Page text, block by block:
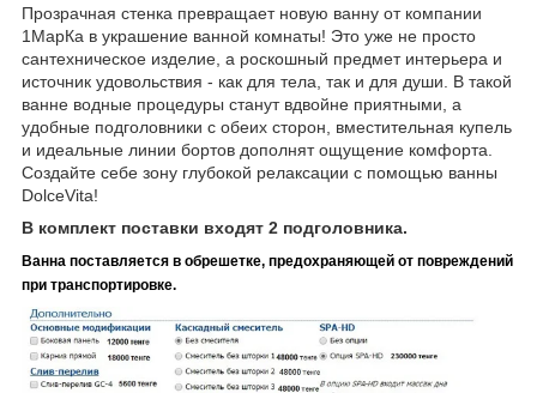
Прозрачная стенка превращает новую ванну от компании
1МарКа в украшение ванной комнаты! Это уже не просто
сантехническое изделие, а роскошный предмет интерьера и
источник удовольствия - как для тела, так и для души. В такой
ванне водные процедуры станут вдвойне приятными, а
удобные подголовники с обеих сторон, вместительная купель
и идеальные линии бортов дополнят ощущение комфорта.
Создайте себе зону глубокой релаксации с помощью ванны
DolceVita!
В комплект поставки входят 2 подголовника.
Ванна поставляется в обрешетке, предохраняющей от повреждений
при транспортировке.